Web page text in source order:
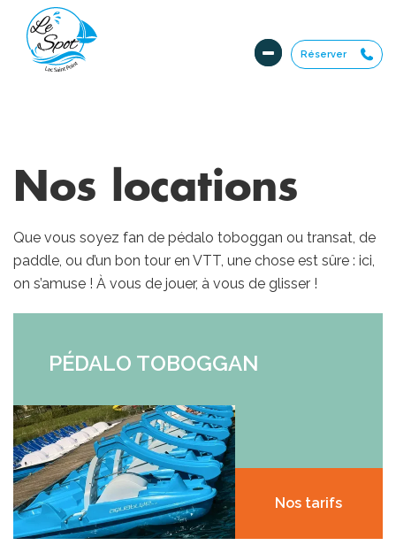
Réserver
Nos locations
Que vous soyez fan de pédalo toboggan ou transat, de
paddle, ou d’un bon tour en VTT, une chose est sûre : ici,
on s’amuse ! À vous de jouer, à vous de glisser !
PÉDALO TOBOGGAN
Nos tarifs